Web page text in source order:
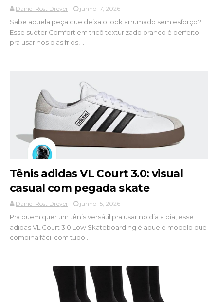
Daniel Rost Dreyer junho 17, 2026
Sabe aquela peça que deixa o look arrumado sem esforço?
Esse suéter Comfort em tricô texturizado branco é perfeito
pra usar nos dias frios, ...
Tênis adidas VL Court 3.0: visual
casual com pegada skate
Daniel Rost Dreyer junho 15, 2026
Pra quem quer um tênis versátil pra usar no dia a dia, esse
adidas VL Court 3.0 Low Skateboarding é aquele modelo que
combina fácil com tudo...